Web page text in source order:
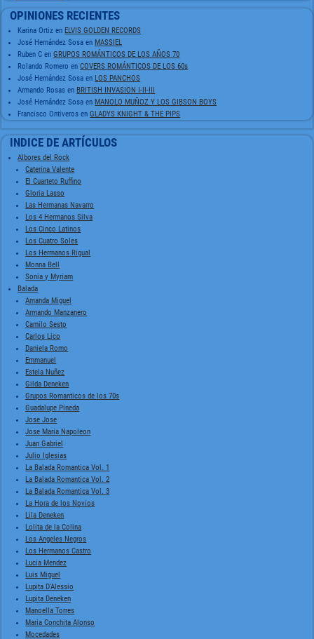
OPINIONES RECIENTES
Karina Ortiz enELVIS GOLDEN RECORDS
José Hernández Sosa enMASSIEL
Ruben C enGRUPOS ROMÁNTICOS DE LOS AÑOS 70
Rolando Romero enCOVERS ROMÁNTICOS DE LOS 60s
José Hernández Sosa enLOS PANCHOS
Armando Rosas enBRITISH INVASION I-II-III
José Hernández Sosa enMANOLO MUÑOZ Y LOS GIBSON BOYS
Francisco Ontiveros enGLADYS KNIGHT & THE PIPS
INDICE DE ARTÍCULOS
Albores del Rock
Caterina Valente
El Cuarteto Ruffino
Gloria Lasso
Las Hermanas Navarro
Los 4 Hermanos Silva
Los Cinco Latinos
Los Cuatro Soles
Los Hermanos Rigual
Monna Bell
Sonia y Myriam
Balada
Amanda Miguel
Armando Manzanero
Camilo Sesto
Carlos Lico
Daniela Romo
Emmanuel
Estela Nuñez
Gilda Deneken
Grupos Romanticos de los 70s
Guadalupe Pineda
Jose Jose
Jose Maria Napoleon
Juan Gabriel
Julio Iglesias
La Balada Romantica Vol. 1
La Balada Romantica Vol. 2
La Balada Romantica Vol. 3
La Hora de los Novios
Lila Deneken
Lolita de la Colina
Los Angeles Negros
Los Hermanos Castro
Lucia Mendez
Luis Miguel
Lupita D'Alessio
Lupita Deneken
Manoella Torres
Maria Conchita Alonso
Mocedades